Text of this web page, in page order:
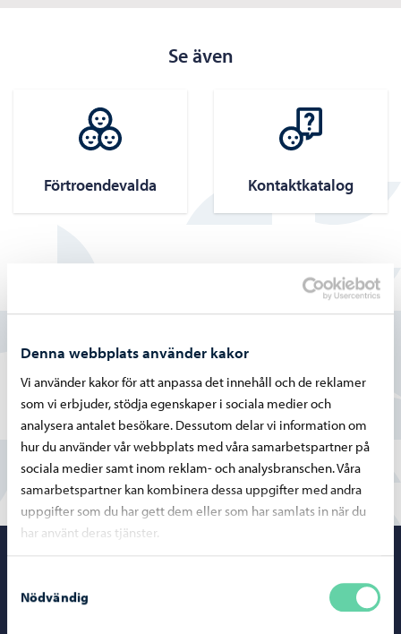
Denna webbplats använder kakor
Vi använder kakor för att anpassa det innehåll och de reklamer
som vi erbjuder, stödja egenskaper i sociala medier och
analysera antalet besökare. Dessutom delar vi information om
hur du använder vår webbplats med våra samarbetspartner på
sociala medier samt inom reklam- och analysbranschen. Våra
samarbetspartner kan kombinera dessa uppgifter med andra
uppgifter som du har gett dem eller som har samlats in när du
har använt deras tjänster.
Nödvändig
Se även
Förtroendevalda Kontaktkatalog
Delvis
Nej
Porvoo –